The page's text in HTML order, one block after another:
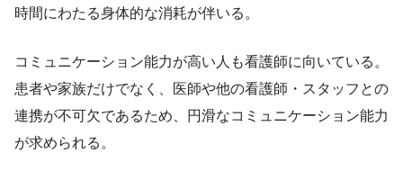
時間にわたる身体的な消耗が伴いる。
コミュニケーション能力が高い人も看護師に向いている。
患者や家族だけでなく、医師や他の看護師・スタッフとの
連携が不可欠であるため、円滑なコミュニケーション能力
が求められる。